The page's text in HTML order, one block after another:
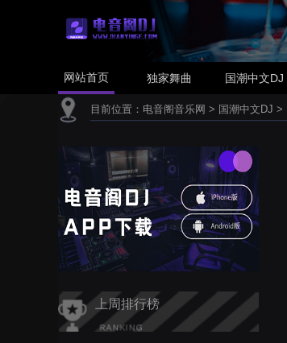
网站首页 独家舞曲 国潮中文DJ
目前位置： 电音阁音乐网 > 国潮中文DJ >
上周排行榜